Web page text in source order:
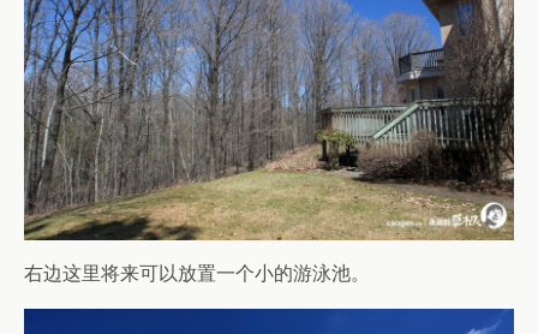
右边这里将来可以放置一个小的游泳池。